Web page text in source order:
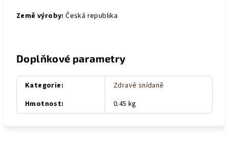
Země výroby: Česká republika
Doplňkové parametry
Kategorie:
Zdravé snídaně
Hmotnost: 0.45 kg